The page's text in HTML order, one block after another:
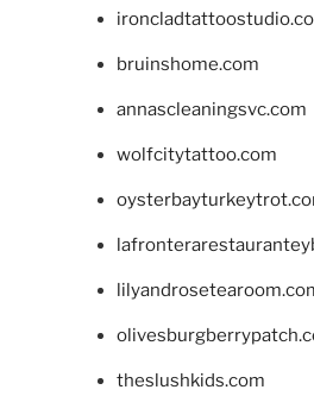
bruinshome.com
annascleaningsvc.com
wolfcitytattoo.com
theslushkids.com